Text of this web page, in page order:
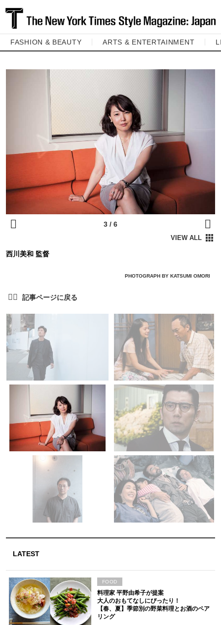
FASHION & BEAUTY ARTS & ENTERTAINMENT
西川美和 監督
PHOTOGRAPH BY KATSUMI OMORI
LATEST
料理家 平野由希子が提案
大人のおもてなしにぴったり！
【春、夏】季節別の野菜料理とお酒のペア
リング
FOOD